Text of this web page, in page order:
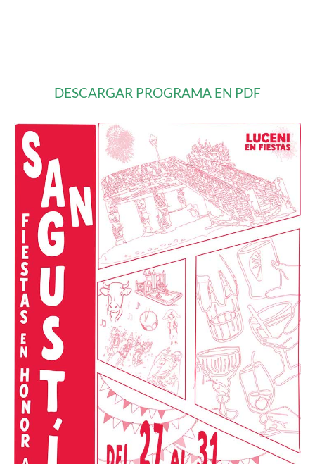
DESCARGAR PROGRAMA EN PDF